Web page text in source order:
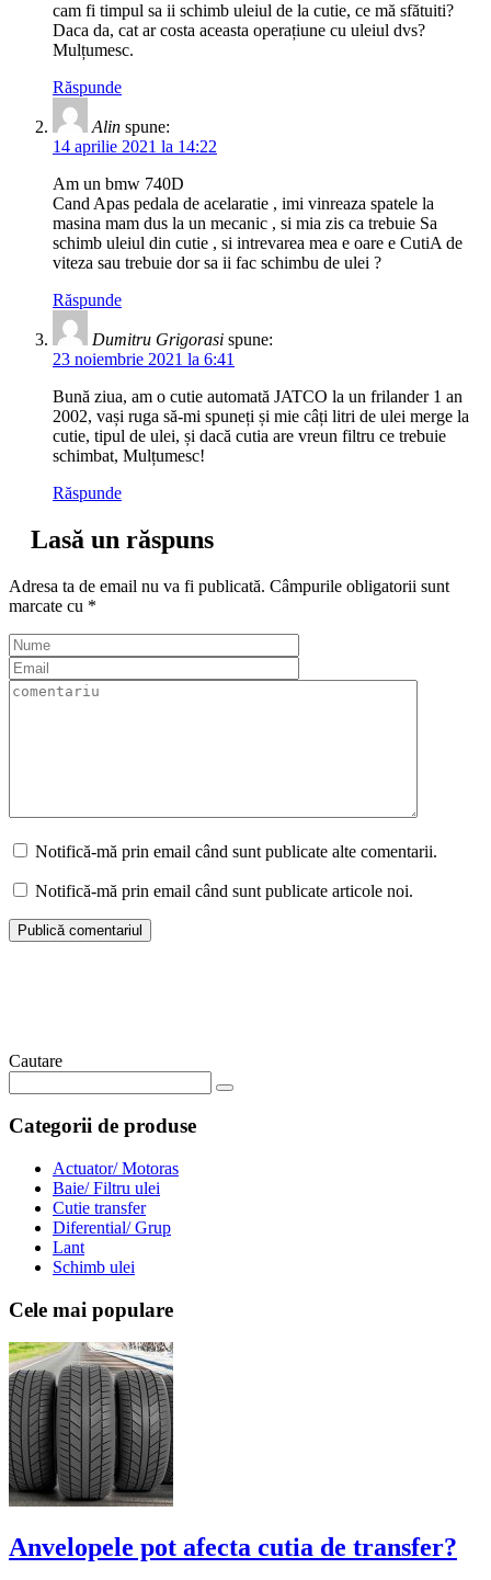
cam fi timpul sa ii schimb uleiul de la cutie, ce mă sfătuiti?
Daca da, cat ar costa aceasta operațiune cu uleiul dvs?
Mulțumesc.
Răspunde
Alin spune:
14 aprilie 2021 la 14:22
Am un bmw 740D
Cand Apas pedala de acelaratie , imi vinreaza spatele la
masina mam dus la un mecanic , si mia zis ca trebuie Sa
schimb uleiul din cutie , si intrevarea mea e oare e CutiA de
viteza sau trebuie dor sa ii fac schimbu de ulei ?
Răspunde
Dumitru Grigorasi spune:
23 noiembrie 2021 la 6:41
Bună ziua, am o cutie automată JATCO la un frilander 1 an
2002, vași ruga să-mi spuneți și mie câți litri de ulei merge la
cutie, tipul de ulei, și dacă cutia are vreun filtru ce trebuie
schimbat, Mulțumesc!
Răspunde
Lasă un răspuns
Adresa ta de email nu va fi publicată. Câmpurile obligatorii sunt
marcate cu *
Notifică-mă prin email când sunt publicate alte comentarii.
Notifică-mă prin email când sunt publicate articole noi.
Cautare
Categorii de produse
Actuator/ Motoras
Baie/ Filtru ulei
Cutie transfer
Diferential/ Grup
Lant
Schimb ulei
Cele mai populare
Anvelopele pot afecta cutia de transfer?